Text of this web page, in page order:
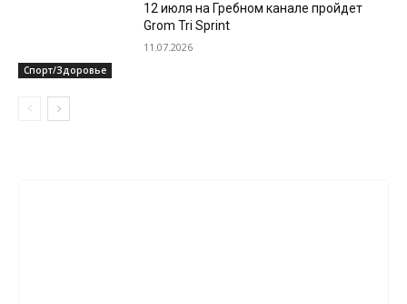
Спорт/Здоровье
12 июля на Гребном канале пройдет
Grom Tri Sprint
11.07.2026